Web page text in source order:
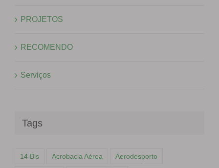
PROJETOS
RECOMENDO
Serviços
Tags
14 Bis Acrobacia Aérea Aerodesporto